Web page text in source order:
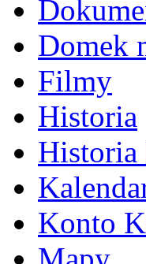
Domek
Filmy
Historia
Historia
Konto